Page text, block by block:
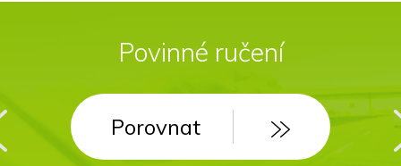
Povinné ručení
Porovnat
Cestovní pojištění
Porovnat